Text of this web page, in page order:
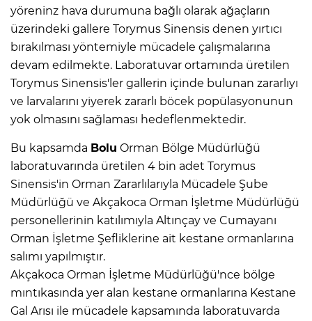
yöreninz hava durumuna bağlı olarak ağaçların
üzerindeki gallere Torymus Sinensis denen yırtıcı
bırakılması yöntemiyle mücadele çalışmalarına
devam edilmekte. Laboratuvar ortamında üretilen
Torymus Sinensis'ler gallerin içinde bulunan zararlıyı
ve larvalarını yiyerek zararlı böcek popülasyonunun
yok olmasını sağlaması hedeflenmektedir.
Bu kapsamda Bolu Orman Bölge Müdürlüğü
laboratuvarında üretilen 4 bin adet Torymus
Sinensis'in Orman Zararlılarıyla Mücadele Şube
Müdürlüğü ve Akçakoca Orman İşletme Müdürlüğü
personellerinin katılımıyla Altınçay ve Cumayanı
Orman İşletme Şefliklerine ait kestane ormanlarına
salımı yapılmıştır.
Akçakoca Orman İşletme Müdürlüğü'nce bölge
mıntıkasında yer alan kestane ormanlarına Kestane
Gal Arısı ile mücadele kapsamında laboratuvarda